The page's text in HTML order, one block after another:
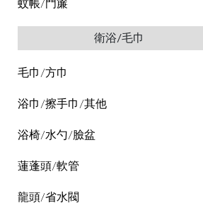
蚊帳/門簾
衛浴/毛巾
毛巾/方巾
浴巾/擦手巾/其他
浴椅/水勺/臉盆
蓮蓬頭/軟管
龍頭/省水閥